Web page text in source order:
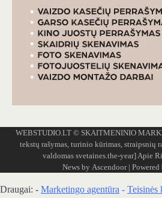
WEBSTUDIO.LT © SKAITMENINIO
tekstų rašymas, turinio kūrimas, straipsnių
valdomas svetaines.the-year]Apie
News by Ascendoor| Powered
Draugai: - Marketingo agentūra - Teisinės